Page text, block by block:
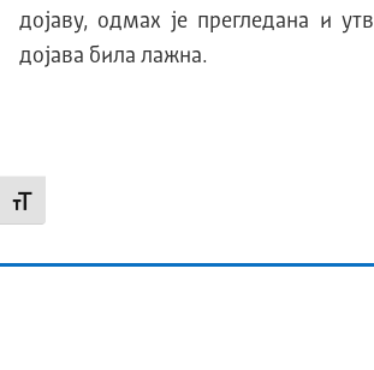
Промени величину слова
дојаву, одмах је прегледана и
дојава била лажна.